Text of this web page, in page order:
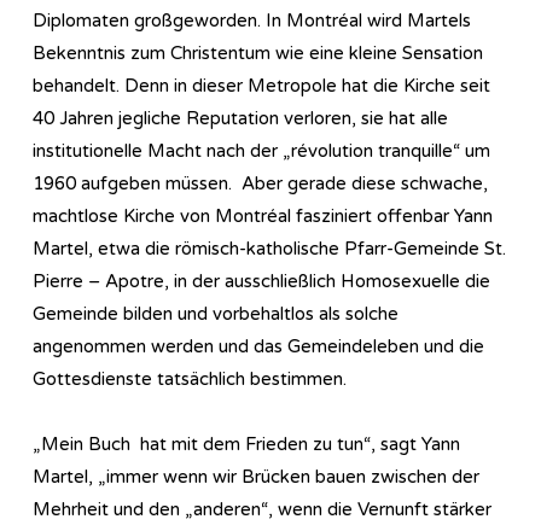
Diplomaten großgeworden. In Montréal wird Martels
Bekenntnis zum Christentum wie eine kleine Sensation
behandelt. Denn in dieser Metropole hat die Kirche seit
40 Jahren jegliche Reputation verloren, sie hat alle
institutionelle Macht nach der „révolution tranquille“ um
1960 aufgeben müssen. Aber gerade diese schwache,
machtlose Kirche von Montréal fasziniert offenbar Yann
Martel, etwa die römisch-katholische Pfarr-Gemeinde St.
Pierre – Apotre, in der ausschließlich Homosexuelle die
Gemeinde bilden und vorbehaltlos als solche
angenommen werden und das Gemeindeleben und die
Gottesdienste tatsächlich bestimmen.
„Mein Buch hat mit dem Frieden zu tun“, sagt Yann
Martel, „immer wenn wir Brücken bauen zwischen der
Mehrheit und den „anderen“, wenn die Vernunft stärker